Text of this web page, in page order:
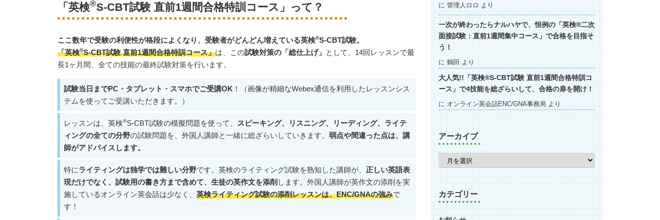
「英検®S-CBT試験 直前1週間合格特訓コース」って？
ここ数年で受験の利便性が格段によくなり、受験者がどんどん増えている英検®S-CBT試験。
「英検®S-CBT試験 直前1週間合格特訓コース」は、この試験対策の「総仕上げ」 として、14回レッスンで最
長1ヶ月間、全ての技能の最終試験対策を行います。
試験当日までPC・タブレット・スマホでご受講OK ！（画像が精細なWebex通信を利用したレッスンシス
テムを使ってご受講いただきます。）
レッスンは、英検®S-CBT試験の模擬問題を使って、
スピーキング、リスニング、リーディング、ライテ
ィングの全ての分野の試験問題を、外国人講師と一緒に総ざらいしていきます。 弱点や間違った点は、講
師がアドバイスします。
特にライティングは独学では難しい分野です。英検のライティング試験を熟知した講師が、 正しい英語表
現だけでなく、試験用の書き方まで含めて、生徒の英作文を添削 します。外国人講師が英作文の添削を実
施しているオンライン英会話は少なく、 英検ライティング試験の添削レッスンは、ENC/GNAの強みで
す！
に 管理人ロロ より
一次が終わったらナルハヤで、恒例の「英検®二次
面接試験：直前1週間集中コース」で合格を目指そ
う！
に 鶴田 より
大人気!!「英検®S-CBT試験 直前1週間合格特訓コ
ース」で4技能を総ざらいして、合格の扉を開け！
に オンライン英会話ENC/GNA事務局 より
アーカイブ
カテゴリー